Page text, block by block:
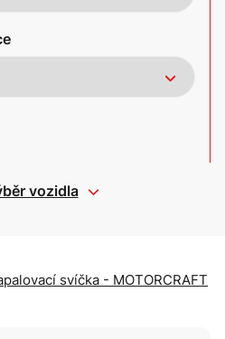
vozidla
svíčka - MOTORCRAFT